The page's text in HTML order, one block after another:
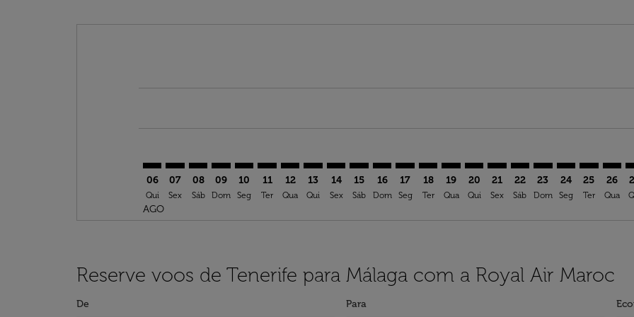
06
Qui
AGO
07
Sex
08
Sáb
09
Dom
10
Seg
11
Ter
12
Qua
13
Qui
14
Sex
15
Sáb
16
Dom
17
Seg
18
Ter
19
Qua
20
Qui
TFN–AGP: cmp-view-
21
Sex
TFN–AGP: cmp-view-
22
Sáb
TFN–AGP: cmp-
23
Dom
TFN–AGP:
24
Seg
25
Ter
26
Qua
Reserve voos de Tenerife para Málaga com a Royal Air Maroc
De Para